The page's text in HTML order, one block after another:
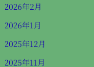
2026年2月
2026年1月
2025年12月
2025年11月